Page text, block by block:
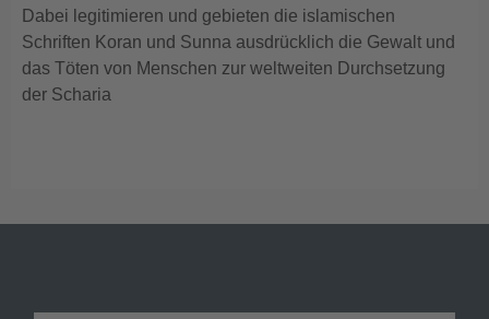
Dabei legitimieren und gebieten die islamischen
Schriften Koran und Sunna ausdrücklich die Gewalt und
das Töten von Menschen zur weltweiten Durchsetzung
der Scharia